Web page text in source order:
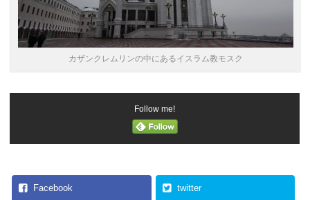
カザンクレムリンの中にあるイスラム教モスク
Follow me!
Facebook twitter